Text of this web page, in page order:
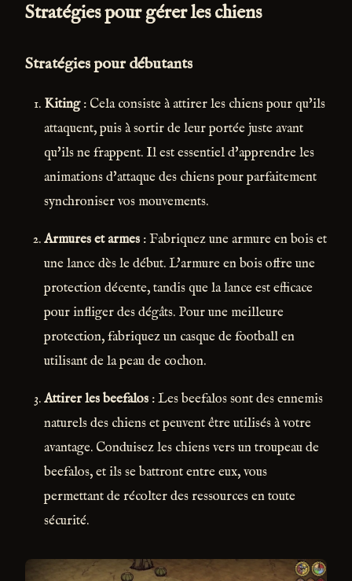
Stratégies pour gérer les chiens
Stratégies pour débutants
Kiting: Cela consiste à attirer les chiens pour qu'ils
attaquent, puis à sortir de leur portée juste avant
qu'ils ne frappent. Il est essentiel d'apprendre les
animations d'attaque des chiens pour parfaitement
synchroniser vos mouvements.
Armures et armes : Fabriquez une armure en bois et
une lance dès le début. L'armure en bois offre une
protection décente, tandis que la lance est efficace
pour infliger des dégâts. Pour une meilleure
protection, fabriquez un casque de football en
utilisant de la peau de cochon.
Attirer les beefalos : Les beefalos sont des ennemis
naturels des chiens et peuvent être utilisés à votre
avantage. Conduisez les chiens vers un troupeau de
beefalos, et ils se battront entre eux, vous
permettant de récolter des ressources en toute
sécurité.